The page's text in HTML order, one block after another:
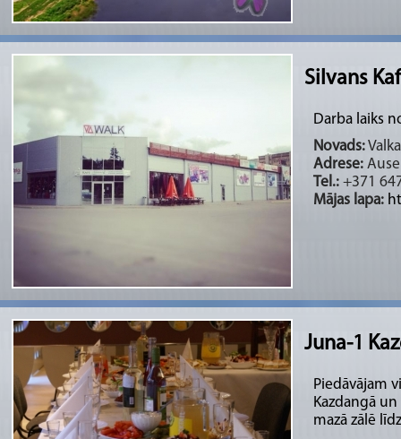
Silvans
Darba laiks
Novads:
Adrese:
Tel.: +371
Mājas lapa:
Juna-1
Piedāvājam
Kazdangā
mazā zālē